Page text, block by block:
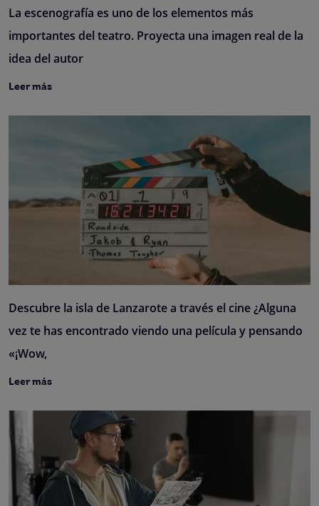
La escenografía es uno de los elementos más
importantes del teatro. Proyecta una imagen real de la
idea del autor
Leer más
Descubre la isla de Lanzarote a través el cine ¿Alguna
vez te has encontrado viendo una película y pensando
«¡Wow,
Leer más